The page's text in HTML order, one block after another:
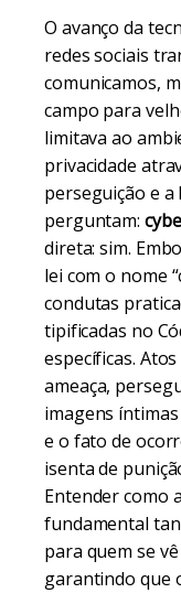
O avanço da
redes sociais
comunicamos,
campo para
limitava ao
privacidade
perseguição e
perguntam:
direta: sim.
lei com o nome
condutas
tipificadas no
específicas.
ameaça,
imagens
e o fato de
isenta de
Entender como
fundamental
para quem se
garantindo que